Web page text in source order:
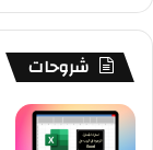
شروحات